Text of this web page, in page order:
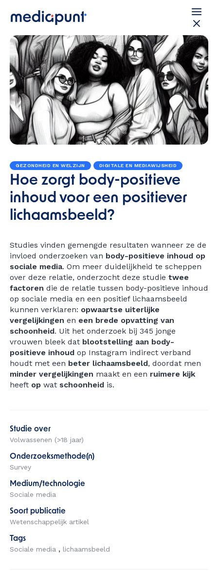
GEZONDHEID EN WELZIJN DIGITALE EN MEDIAWIJSHEID
Hoe zorgt body-positieve
inhoud voor een positiever
lichaamsbeeld?
Studies vinden gemengde resultaten wanneer ze de
invloed onderzoeken van body-positieve inhoud op
sociale media. Om meer duidelijkheid te scheppen
over deze relatie, onderzocht deze studie twee
factoren die de relatie tussen body-positieve inhoud
op sociale media en een positief lichaamsbeeld
kunnen verklaren: opwaartse uiterlijke
vergelijkingen en een brede opvatting van
schoonheid. Uit het onderzoek bij 345 jonge
vrouwen bleek dat blootstelling aan body-
positieve inhoud op Instagram indirect verband
houdt met een beter lichaamsbeeld, doordat men
minder vergelijkingen maakt en een ruimere kijk
heeft op wat schoonheid is.
Studie over
Volwassenen (>18 jaar)
Onderzoeksmethode(n)
Survey
Medium/technologie
Sociale media
Soort publicatie
Wetenschappelijk artikel
Tags
Sociale media
lichaamsbeeld